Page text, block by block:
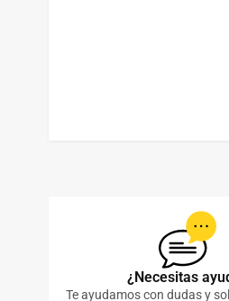
¿Necesitas
Te ayudamos con dudas y